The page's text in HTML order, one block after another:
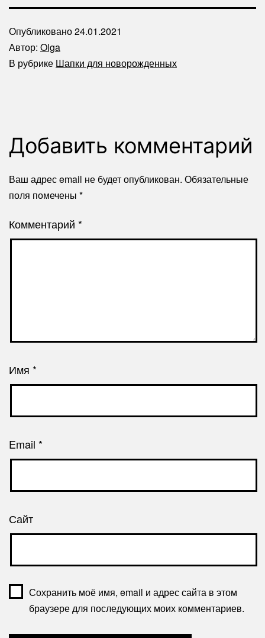
Опубликовано24.01.2021
Автор: Olga
В рубрике Шапки для новорожденных
Добавить комментарий
Ваш адрес email не будет опубликован. Обязательные
поля помечены *
Комментарий *
Имя *
Email *
Сайт
Сохранить моё имя, email и адрес сайта в этом
браузере для последующих моих комментариев.